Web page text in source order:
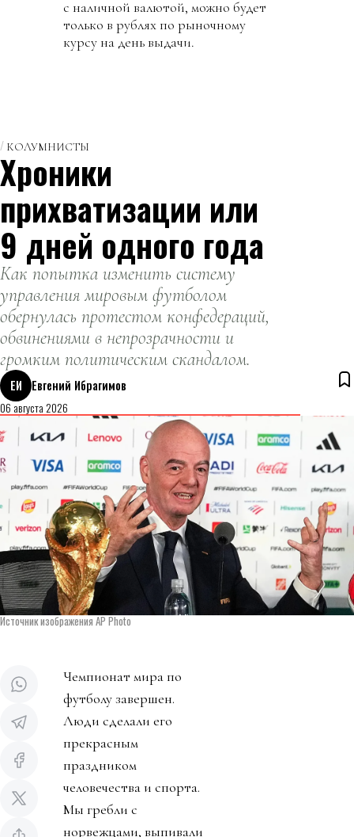
с наличной валютой, можно будет
только в рублях по рыночному
курсу на день выдачи.
КОЛУМНИСТЫ
Хроники
прихватизации или
9 дней одного года
Как попытка изменить систему
управления мировым футболом
обернулась протестом конфедераций,
обвинениями в непрозрачности и
громким политическим скандалом.
ЕИ
Евгений Ибрагимов
06 августа 2026
Источник изображения AP Photo
Чемпионат мира по
футболу завершен.
Люди сделали его
прекрасным
праздником
человечества и спорта.
Мы гребли с
норвежцами, выпивали